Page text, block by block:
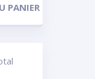
PANIER